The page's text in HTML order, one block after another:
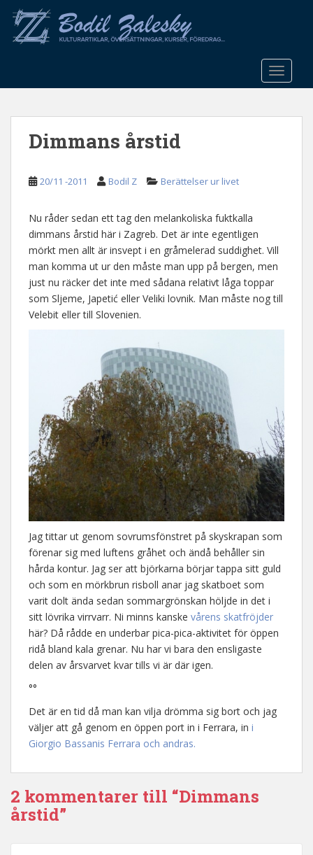
o
Dimmans årstid
20/11 -2011 Bodil Z Berättelser ur livet
Nu råder sedan ett tag den melankoliska fuktkalla
dimmans årstid här i Zagreb. Det är inte egentligen
mörkt men allt är insvept i en gråmelerad suddighet. Vill
man komma ut ur den måste man upp på bergen, men
just nu räcker det inte med sådana relativt låga toppar
som Sljeme, Japetić eller Veliki lovnik. Man måste nog till
Velebit eller till Slovenien.
Jag tittar ut genom sovrumsfönstret på skyskrapan som
förenar sig med luftens gråhet och ändå behåller sin
hårda kontur. Jag ser att björkarna börjar tappa sitt guld
och som en mörkbrun risboll anar jag skatboet som
varit dolt ända sedan sommargrönskan höljde in det i
sitt lövrika virrvarr. Ni minns kanske vårens skatfröjder
här? Då rådde en underbar pica-pica-aktivitet för öppen
ridå bland kala grenar. Nu har vi bara den ensligaste
delen av årsvarvet kvar tills vi är där igen.
°°
Det är en tid då man kan vilja drömma sig bort och jag
väljer att gå genom en öppen port in i Ferrara, in i
Giorgio Bassanis Ferrara och andras.
2 kommentarer till “Dimmans
årstid”